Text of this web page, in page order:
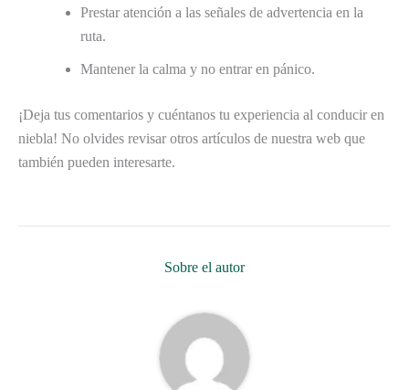
Prestar atención a las señales de advertencia en la
ruta.
Mantener la calma y no entrar en pánico.
¡Deja tus comentarios y cuéntanos tu experiencia al conducir en
niebla! No olvides revisar otros artículos de nuestra web que
también pueden interesarte.
Sobre el autor